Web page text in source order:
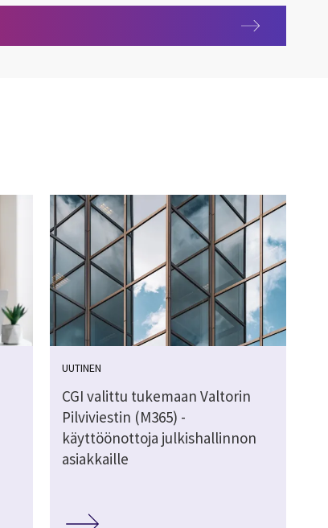
UUTINEN
CGI valittu tukemaan Valtorin
Pilviviestin (M365) -
käyttöönottoja julkishallinnon
asiakkaille